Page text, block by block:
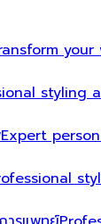
styling
Expert